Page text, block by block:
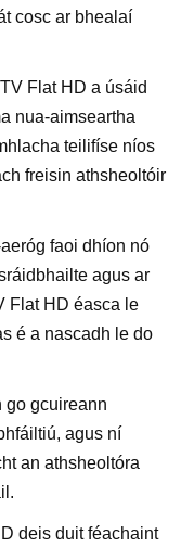
cosc ​​ar bhealaí
Flat HD a úsáid
nua-aimseartha
teilifíse níos
freisin athsheoltóir
faoi dhíon nó
agus ar
Flat HD éasca le
é a nascadh le do
go gcuireann
agus ní
an athsheoltóra
deis duit féachaint